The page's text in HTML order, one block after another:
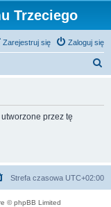
Trzeciego
Zaloguj się
Zarejestruj się
przez tę
Strefa czasowa UTC+02:00
© phpBB Limited